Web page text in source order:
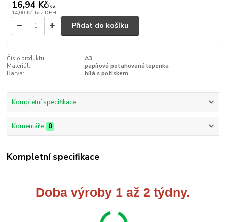
16,94 Kč/ks
14,00 Kč bez DPH
Přidat do košíku
Číslo produktu:
A3
Materiál:
papírová potahovaná lepenka
Barva:
bílá s potiskem
Kompletní specifikace
Komentáře 0
Kompletní specifikace
Doba výroby 1 až 2 týdny.